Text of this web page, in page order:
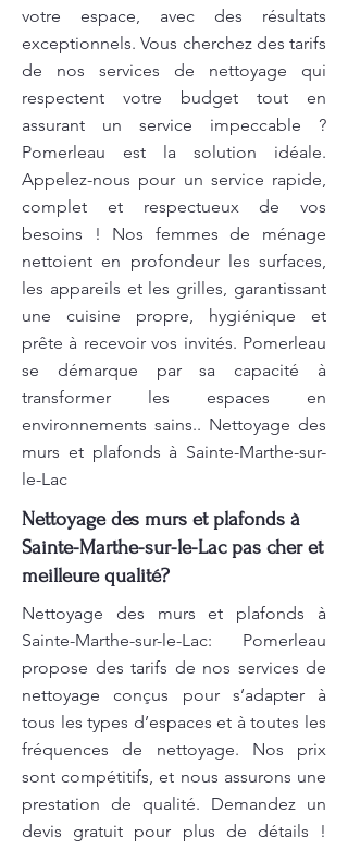
votre espace, avec des résultats
exceptionnels. Vous cherchez des tarifs
de nos services de nettoyage qui
respectent votre budget tout en
assurant un service impeccable ?
Pomerleau est la solution idéale.
Appelez-nous pour un service rapide,
complet et respectueux de vos
besoins ! Nos femmes de ménage
nettoient en profondeur les surfaces,
les appareils et les grilles, garantissant
une cuisine propre, hygiénique et
prête à recevoir vos invités. Pomerleau
se démarque par sa capacité à
transformer les espaces en
environnements sains.. Nettoyage des
murs et plafonds à Sainte-Marthe-sur-
le-Lac
Nettoyage des murs et plafonds à
Sainte-Marthe-sur-le-Lac pas cher et
meilleure qualité?
Nettoyage des murs et plafonds à
Sainte-Marthe-sur-le-Lac: Pomerleau
propose des tarifs de nos services de
nettoyage conçus pour s’adapter à
tous les types d’espaces et à toutes les
fréquences de nettoyage. Nos prix
sont compétitifs, et nous assurons une
prestation de qualité. Demandez un
devis gratuit pour plus de détails !